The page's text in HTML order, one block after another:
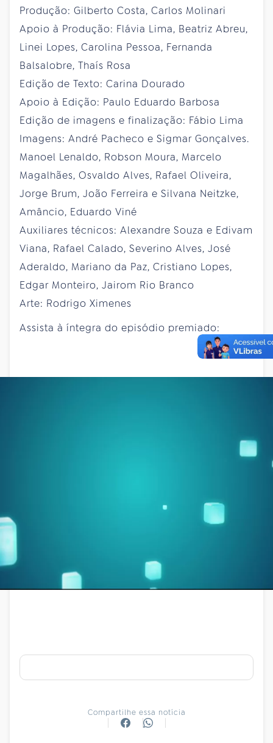
Produção: Gilberto Costa, Carlos Molinari
Apoio à Produção: Flávia Lima, Beatriz Abreu,
Linei Lopes, Carolina Pessoa, Fernanda
Balsalobre, Thaís Rosa
Edição de Texto: Carina Dourado
Apoio à Edição: Paulo Eduardo Barbosa
Edição de imagens e finalização: Fábio Lima
Imagens: André Pacheco e Sigmar Gonçalves.
Manoel Lenaldo, Robson Moura, Marcelo
Magalhães, Osvaldo Alves, Rafael Oliveira,
Jorge Brum, João Ferreira e Silvana Neitzke,
Amâncio, Eduardo Viné
Auxiliares técnicos: Alexandre Souza e Edivam
Viana, Rafael Calado, Severino Alves, José
Aderaldo, Mariano da Paz, Cristiano Lopes,
Edgar Monteiro, Jairom Rio Branco
Arte: Rodrigo Ximenes
Assista à íntegra do episódio premiado:
Compartilhe essa notícia